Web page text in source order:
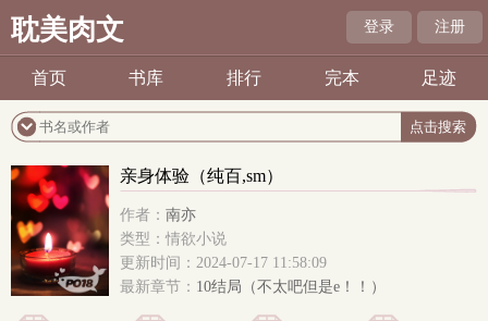
耽美肉文 登录 注册
首页 书库 排行 完本 足迹
亲身体验（纯百,sm）
作者： 南亦
类型：情欲小说
更新时间：2024-07-17 11:58:09
最新章节： 10结局（不太吧但是e！！）